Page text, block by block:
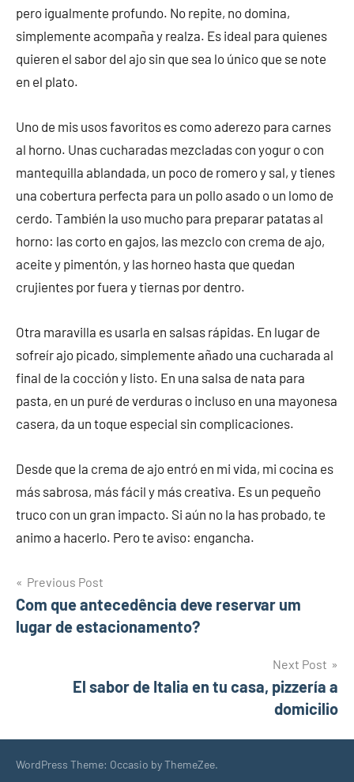
pero igualmente profundo. No repite, no domina,
simplemente acompaña y realza. Es ideal para quienes
quieren el sabor del ajo sin que sea lo único que se note
en el plato.
Uno de mis usos favoritos es como aderezo para carnes
al horno. Unas cucharadas mezcladas con yogur o con
mantequilla ablandada, un poco de romero y sal, y tienes
una cobertura perfecta para un pollo asado o un lomo de
cerdo. También la uso mucho para preparar patatas al
horno: las corto en gajos, las mezclo con crema de ajo,
aceite y pimentón, y las horneo hasta que quedan
crujientes por fuera y tiernas por dentro.
Otra maravilla es usarla en salsas rápidas. En lugar de
sofreír ajo picado, simplemente añado una cucharada al
final de la cocción y listo. En una salsa de nata para
pasta, en un puré de verduras o incluso en una mayonesa
casera, da un toque especial sin complicaciones.
Desde que la crema de ajo entró en mi vida, mi cocina es
más sabrosa, más fácil y más creativa. Es un pequeño
truco con un gran impacto. Si aún no la has probado, te
animo a hacerlo. Pero te aviso: engancha.
Post
navigation
Previous Post
Com que antecedência deve reservar um
lugar de estacionamento?
Next Post
El sabor de Italia en tu casa, pizzería a
domicilio
WordPress Theme: Occasio by ThemeZee.